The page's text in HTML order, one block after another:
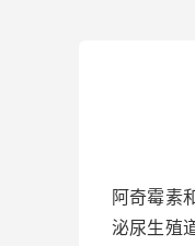
阿奇霉素
泌尿生殖